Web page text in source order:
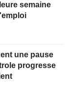
semaine
une pause
progresse